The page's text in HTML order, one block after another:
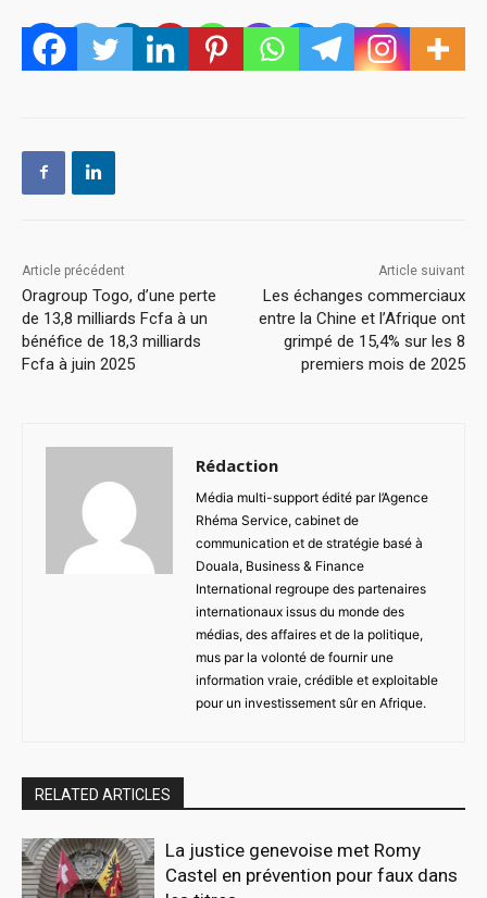
Article précédent
Oragroup Togo, d’une perte
de 13,8 milliards Fcfa à un
bénéfice de 18,3 milliards
Fcfa à juin 2025
Article suivant
Les échanges commerciaux
entre la Chine et l’Afrique ont
grimpé de 15,4% sur les 8
premiers mois de 2025
Rédaction
Média multi-support édité par l’Agence
Rhéma Service, cabinet de
communication et de stratégie basé à
Douala, Business & Finance
International regroupe des partenaires
internationaux issus du monde des
médias, des affaires et de la politique,
mus par la volonté de fournir une
information vraie, crédible et exploitable
pour un investissement sûr en Afrique.
RELATED ARTICLES
La justice genevoise met Romy
Castel en prévention pour faux dans